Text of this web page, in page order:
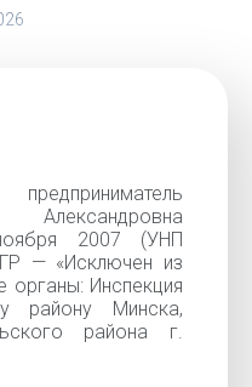
2007 (УНП
— «Исключен из
органы: Инспекция
району Минска,
района г.